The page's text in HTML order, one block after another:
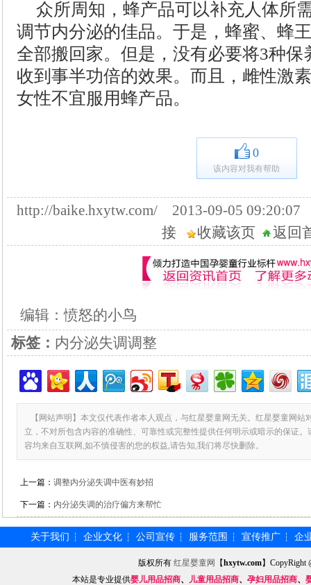
众所周知，蜂产品可以补充人体所
调节内分泌的佳品。于是，蜂蜜、蜂
全部搬回家。但是，没有必要将3种保
收到事半功倍的效果。而且，雌性激
女性不宜服用蜂产品。
0
该内容对我有帮助
http://baike.hxytw.com/ 2013-09-05
接
收藏该页 返回
编辑：愤怒的小鸟
标签： 内分泌失调调整
【网站声明】本文仅代表作者本人观点，与红星婴童网无关。红星婴童网站
立，不对所包含内容的准确性、可靠性或完整性提供任何明示或暗示的保证
容均来自互联网,如不慎侵害的您的权益,请告知,我们将尽快删除。
上一篇： 调整内分泌失调中医有妙招
下一篇： 内分泌失调的治疗偏方来帮忙
关于我们 ┆ 企业文化 ┆ 公司宣传 ┆ 服务范围 ┆ 宣传推广 ┆ 企
版权所有 红星婴童网 【hxytw.com】CopyRight
本站是专业提供婴儿用品招商、 儿童用品招商、 孕妇用品招商、